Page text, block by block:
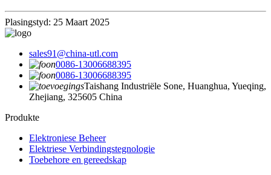
Plasingstyd: 25 Maart 2025
sales91@china-utl.com
0086-13006688395
0086-13006688395
Taishang Industriële Sone, Huanghua, Yueqing,
Zhejiang, 325605 China
Produkte
Elektroniese Beheer
Elektriese Verbindingstegnologie
Toebehore en gereedskap